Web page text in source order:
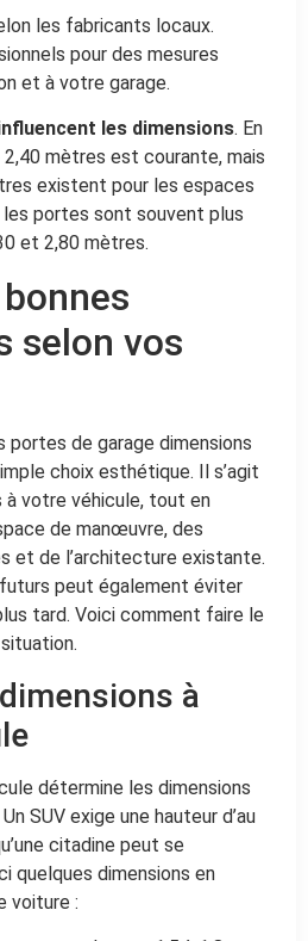
les fabricants locaux.
pour des mesures
et à votre garage.
les dimensions. En
2,40 mètres est courante, mais
existent pour les espaces
les portes sont souvent plus
et 2,80 mètres.
selon vos
portes de garage dimensions
choix esthétique. Il s’agit
à votre véhicule, tout en
de manœuvre, des
et de l’architecture existante.
peut également éviter
tard. Voici comment faire le
à
détermine les dimensions
SUV exige une hauteur d’au
citadine peut se
quelques dimensions en
voiture :